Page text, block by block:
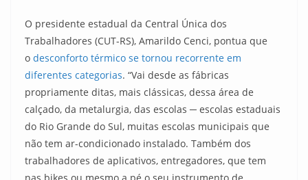
O presidente estadual da Central Única dos
Trabalhadores (CUT-RS), Amarildo Cenci, pontua que
o desconforto térmico se tornou recorrente em
diferentes categorias. “Vai desde as fábricas
propriamente ditas, mais clássicas, dessa área de
calçado, da metalurgia, das escolas ─ escolas estaduais
do Rio Grande do Sul, muitas escolas municipais que
não tem ar-condicionado instalado. Também dos
trabalhadores de aplicativos, entregadores, que tem